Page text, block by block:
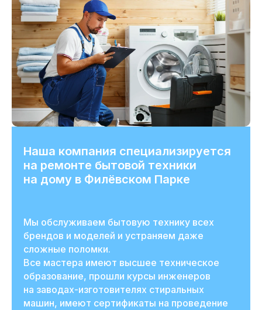
Наша компания специализируется
на ремонте бытовой техники
на дому в Филёвском Парке
Мы обслуживаем бытовую технику всех
брендов и моделей и устраняем даже
сложные поломки.
Все мастера имеют высшее техническое
образование, прошли курсы инженеров
на заводах-изготовителях стиральных
машин, имеют сертификаты на проведение